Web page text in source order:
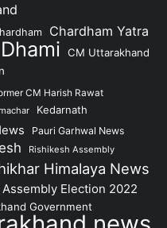
Chardham Yatra
CM Uttarakhand
CM Harish Rawat
Kedarnath
Pauri Garhwal News
Rishikesh Assembly
Himalaya News
Election 2022
Government